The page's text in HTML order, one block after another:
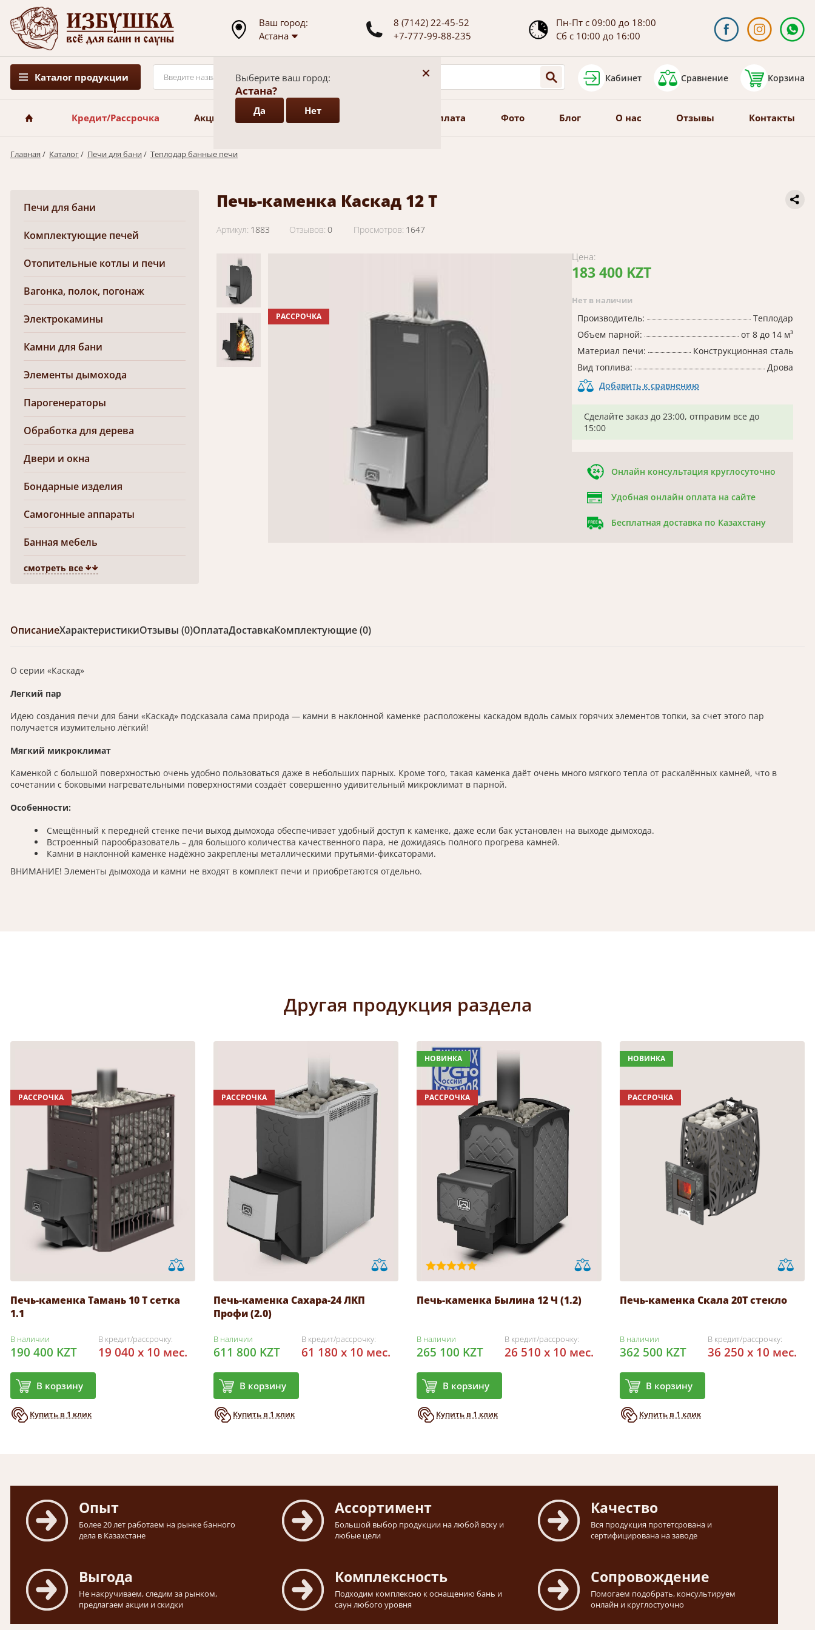
Ваш город:
Астана
8 (7142) 22-45-52
+7-777-99-88-235
Пн-Пт с 09:00 до 18:00
Сб с 10:00 до 16:00
+
Выберите ваш город:
Астана?
Да Нет
Каталог продукции Кабинет Сравнение Корзина
Кредит/Рассрочка Акции Распродажа Оплата Фото Блог О нас Отзывы Контакты
Главная / Каталог/ Печи для бани/ Теплодар банные печи
Печи для бани
Комплектующие печей
Отопительные котлы и печи
Вагонка, полок, погонаж
Электрокамины
Камни для бани
Элементы дымохода
Парогенераторы
Обработка для дерева
Двери и окна
Бондарные изделия
Самогонные аппараты
Банная мебель
смотреть все
Печь-каменка Каскад 12 Т
Артикул: 1883 Отзывов: 0 Просмотров: 1647
РАССРОЧКА
Цена:
183 400 KZT
Нет в наличии
Производитель:
Теплодар
Объем парной:
от 8 до 14 м³
Материал печи:
Конструкционная сталь
Вид топлива:
Дрова
Добавить к сравнению
Сделайте заказ до 23:00, отправим все до
15:00
Онлайн консультация круглосуточно
Удобная онлайн оплата на сайте
Бесплатная доставка по Казахстану
ОписаниеХарактеристикиОтзывы (0)ОплатаДоставкаКомплектующие (0)
О серии «Каскад»
Легкий пар
Идею создания печи для бани «Каскад» подсказала сама природа — камни в наклонной каменке расположены каскадом вдоль самых горячих элементов топки, за счет этого пар
получается изумительно лёгкий!
Мягкий микроклимат
Каменкой с большой поверхностью очень удобно пользоваться даже в небольших парных. Кроме того, такая каменка даёт очень много мягкого тепла от раскалённых камней, что в
сочетании с боковыми нагревательными поверхностями создаёт совершенно удивительный микроклимат в парной.
Особенности:
Смещённый к передней стенке печи выход дымохода обеспечивает удобный доступ к каменке, даже если бак установлен на выходе дымохода.
Встроенный парообразователь – для большого количества качественного пара, не дожидаясь полного прогрева камней.
Камни в наклонной каменке надёжно закреплены металлическими прутьями-фиксаторами.
ВНИМАНИЕ! Элементы дымохода и камни не входят в комплект печи и приобретаются отдельно.
Другая продукция раздела
РАССРОЧКА
Печь-каменка Тамань 10 Т сетка
1.1
В наличии
190 400 KZT
В корзину
Купить в 1 клик
В кредит/рассрочку:
19 040 x 10 мес.
РАССРОЧКА
Печь-каменка Сахара-24 ЛКП
Профи (2.0)
В наличии
611 800 KZT
В корзину
Купить в 1 клик
В кредит/рассрочку:
61 180 x 10 мес.
НОВИНКА
РАССРОЧКА
Печь-каменка Былина 12 Ч (1.2)
В наличии
265 100 KZT
В корзину
Купить в 1 клик
В кредит/рассрочку:
26 510 x 10 мес.
НОВИНКА
РАССРОЧКА
Печь-каменка Скала 20Т стекло
В наличии
362 500 KZT
В корзину
Купить в 1 клик
В кредит/рассрочку:
36 250 x 10 мес.
Опыт
Более 20 лет работаем на рынке банного
дела в Казахстане
Ассортимент
Большой выбор продукции на любой вску и
любые цели
Качество
Вся продукция протетсрована и
сертифицирована на заводе
Выгода
Не накручиваем, следим за рынком,
предлагаем акции и скидки
Комплексность
Подходим комплексно к оснащению бань и
саун любого уровня
Сопровождение
Помогаем подобрать, консультируем
онлайн и круглостуочно